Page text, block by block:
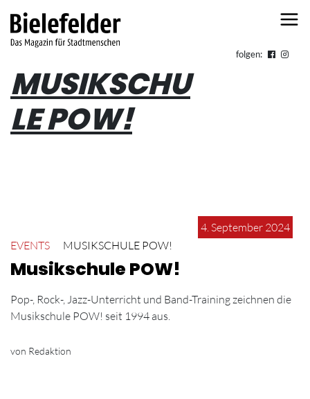
folgen:
MUSIKSCHU
LE POW!
4. September 2024
EVENTS
MUSIKSCHULE POW!
Musikschule POW!
Pop-, Rock-, Jazz-Unterricht und Band-Training zeichnen die
Musikschule POW! seit 1994 aus.
von Redaktion